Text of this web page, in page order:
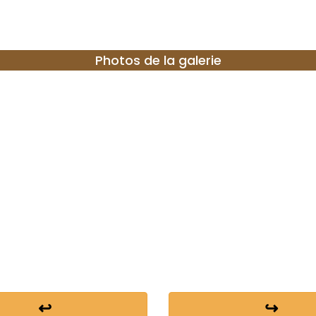
Photos de la galerie
↩ ↪